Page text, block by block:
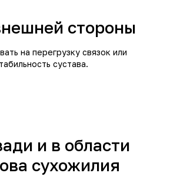
стороны
на перегрузку связок или
сустава.
и в области
сухожилия